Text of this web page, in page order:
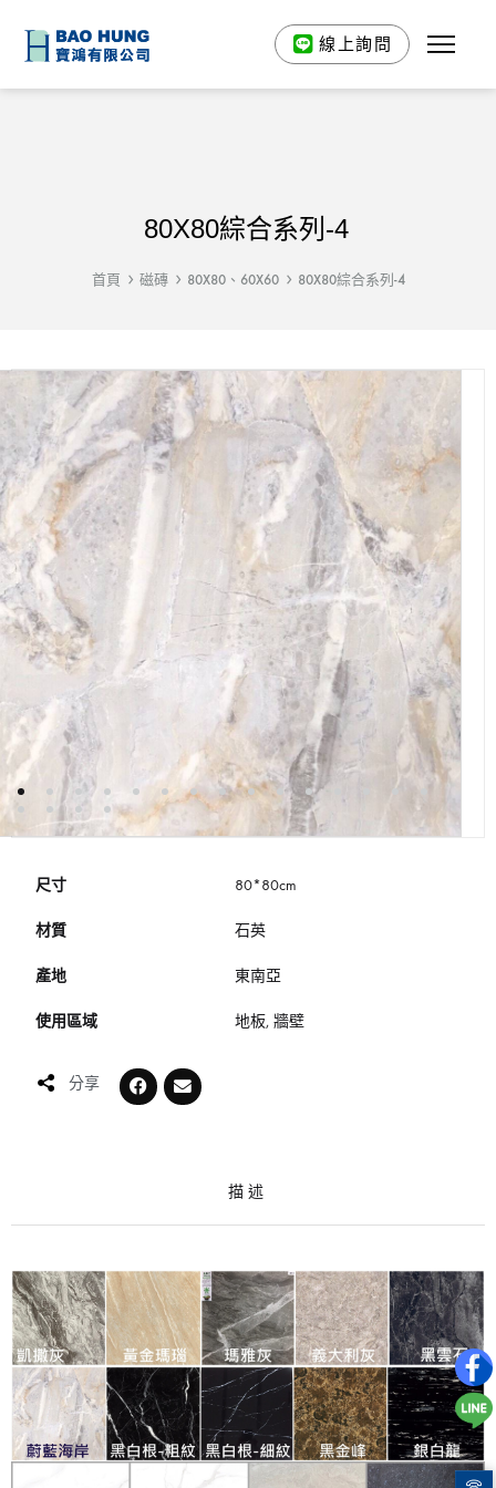
線上詢問
80X80綜合系列-4
首頁 磁磚 80X80、60X60 80X80綜合系列-4
尺寸 80*80cm
材質 石英
產地 東南亞
使用區域 地板, 牆壁
分享
描述